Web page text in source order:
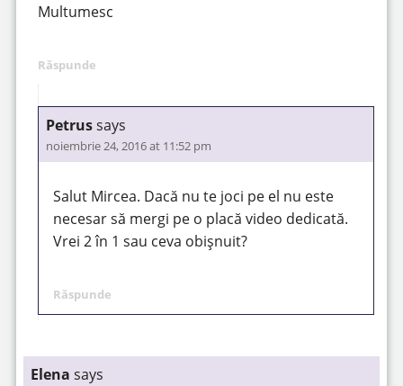
Multumesc
Răspunde
Petrussays
noiembrie 24, 2016 at 11:52 pm
Salut Mircea. Dacă nu te joci pe el nu este
necesar să mergi pe o placă video dedicată.
Vrei 2 în 1 sau ceva obișnuit?
Răspunde
Elena says